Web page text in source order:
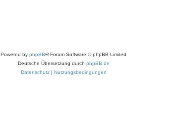
Powered by phpBB® Forum Software © phpBB Limited
Deutsche Übersetzung durch phpBB.de
Datenschutz| Nutzungsbedingungen